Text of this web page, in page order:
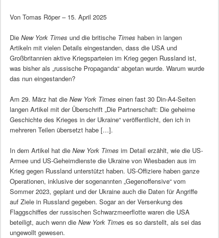
Von Tomas Röper – 15. April 2025
Die New York Times und die britische Times haben in langen
Artikeln mit vielen Details eingestanden, dass die USA und
Großbritannien aktive Kriegsparteien im Krieg gegen Russland ist,
was bisher als „russische Propaganda“ abgetan wurde. Warum wurde
das nun eingestanden?
Am 29. März hat die New York Times einen fast 30 Din-A4-Seiten
langen Artikel mit der Überschrift „Die Partnerschaft: Die geheime
Geschichte des Krieges in der Ukraine“ veröffentlicht, den ich in
mehreren Teilen übersetzt habe […].
In dem Artikel hat die New York Times im Detail erzählt, wie die US-
Armee und US-Geheimdienste die Ukraine von Wiesbaden aus im
Krieg gegen Russland unterstützt haben. US-Offiziere haben ganze
Operationen, inklusive der sogenannten „Gegenoffensive“ vom
Sommer 2023, geplant und der Ukraine auch die Daten für Angriffe
auf Ziele in Russland gegeben. Sogar an der Versenkung des
Flaggschiffes der russischen Schwarzmeerflotte waren die USA
beteiligt, auch wenn die New York Times es so darstellt, als sei das
ungewollt gewesen.